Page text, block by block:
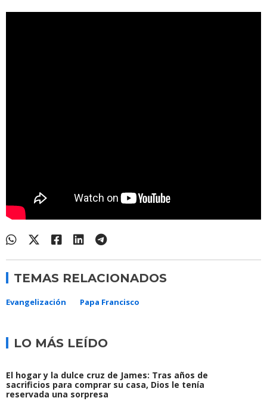
TEMAS RELACIONADOS
Evangelización Papa Francisco
LO MÁS LEÍDO
El hogar y la dulce cruz de James: Tras años de
sacrificios para comprar su casa, Dios le tenía
reservada una sorpresa